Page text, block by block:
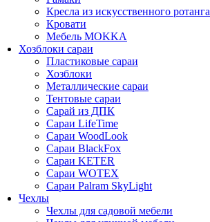
Кресла из искусственного ротанга
Кровати
Мебель MOKKA
Хозблоки сараи
Пластиковые сараи
Хозблоки
Металлические сараи
Тентовые сараи
Сарай из ДПК
Cараи LifeTime
Cараи WoodLook
Сараи BlackFox
Сараи KETER
Сараи WOTEX
Сараи Palram SkyLight
Чехлы
Чехлы для садовой мебели